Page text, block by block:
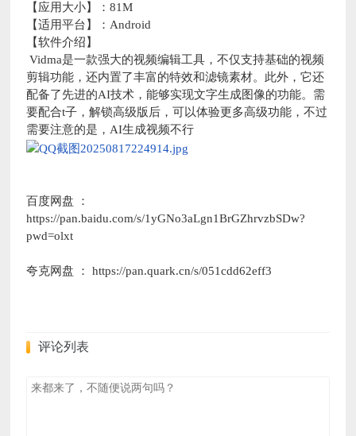
【应用大小】：81M
【适用平台】：Android
【软件介绍】
Vidma是一款强大的视频编辑工具，不仅支持基础的视频
剪辑功能，还内置了丰富的特效和滤镜素材。此外，它还
配备了先进的AI技术，能够实现文字生成图像的功能。需
要配合t子，解锁高级版后，可以体验更多高级功能，不过
需要注意的是，AI生成视频不行
百度网盘 ：
https://pan.baidu.com/s/1yGNo3aLgn1BrGZhrvzbSDw?
pwd=olxt
夸克网盘 ： https://pan.quark.cn/s/051cdd62eff3
评论列表